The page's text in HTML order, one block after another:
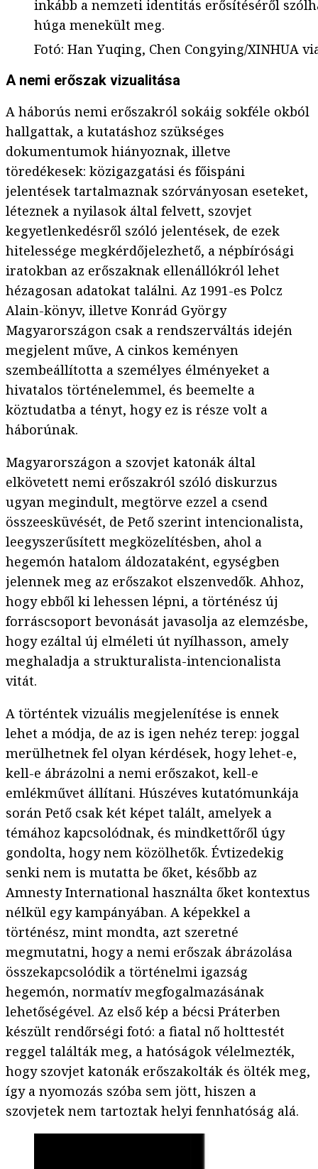
inkább a nemzeti identitás erősítéséről
húga menekült meg.
Fotó: Han Yuqing, Chen Congying/XINHUA
A nemi erőszak vizualitása
A háborús nemi erőszakról sokáig sokféle okból
hallgattak, a kutatáshoz szükséges
dokumentumok hiányoznak, illetve
töredékesek: közigazgatási és főispáni
jelentések tartalmaznak szórványosan eseteket,
léteznek a nyilasok által felvett, szovjet
kegyetlenkedésről szóló jelentések, de ezek
hitelessége megkérdőjelezhető, a népbírósági
iratokban az erőszaknak ellenállókról lehet
hézagosan adatokat találni. Az 1991-es Polcz
Alain-könyv, illetve Konrád György
Magyarországon csak a rendszerváltás idején
megjelent műve, A cinkos keményen
szembeállította a személyes élményeket a
hivatalos történelemmel, és beemelte a
köztudatba a tényt, hogy ez is része volt a
háborúnak.
Magyarországon a szovjet katonák által
elkövetett nemi erőszakról szóló diskurzus
ugyan megindult, megtörve ezzel a csend
összeesküvését, de Pető szerint intencionalista,
leegyszerűsített megközelítésben, ahol a
hegemón hatalom áldozataként, egységben
jelennek meg az erőszakot elszenvedők. Ahhoz,
hogy ebből ki lehessen lépni, a történész új
forráscsoport bevonását javasolja az elemzésbe,
hogy ezáltal új elméleti út nyílhasson, amely
meghaladja a strukturalista-intencionalista
vitát.
A történtek vizuális megjelenítése is ennek
lehet a módja, de az is igen nehéz terep: joggal
merülhetnek fel olyan kérdések, hogy lehet-e,
kell-e ábrázolni a nemi erőszakot, kell-e
emlékművet állítani. Húszéves kutatómunkája
során Pető csak két képet talált, amelyek a
témához kapcsolódnak, és mindkettőről úgy
gondolta, hogy nem közölhetők. Évtizedekig
senki nem is mutatta be őket, később az
Amnesty International használta őket kontextus
nélkül egy kampányában. A képekkel a
történész, mint mondta, azt szeretné
megmutatni, hogy a nemi erőszak ábrázolása
összekapcsolódik a történelmi igazság
hegemón, normatív megfogalmazásának
lehetőségével. Az első kép a bécsi Práterben
készült rendőrségi fotó: a fiatal nő holttestét
reggel találták meg, a hatóságok vélelmezték,
hogy szovjet katonák erőszakolták és ölték meg,
így a nyomozás szóba sem jött, hiszen a
szovjetek nem tartoztak helyi fennhatóság alá.